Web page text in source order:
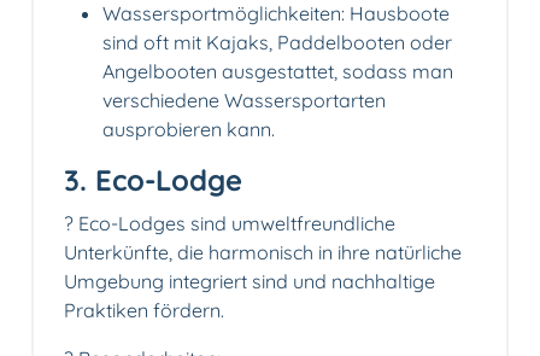
Wassersportmöglichkeiten: Hausboote
sind oft mit Kajaks, Paddelbooten oder
Angelbooten ausgestattet, sodass man
verschiedene Wassersportarten
ausprobieren kann.
3. Eco-Lodge
? Eco-Lodges sind umweltfreundliche
Unterkünfte, die harmonisch in ihre natürliche
Umgebung integriert sind und nachhaltige
Praktiken fördern.